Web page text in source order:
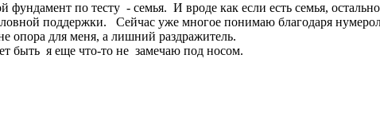
по тесту - семья. И вроде как если есть семья,
поддержки. Сейчас уже многое понимаю благодаря
опора для меня, а лишний раздражитель.
быть я еще что-то не замечаю под носом.